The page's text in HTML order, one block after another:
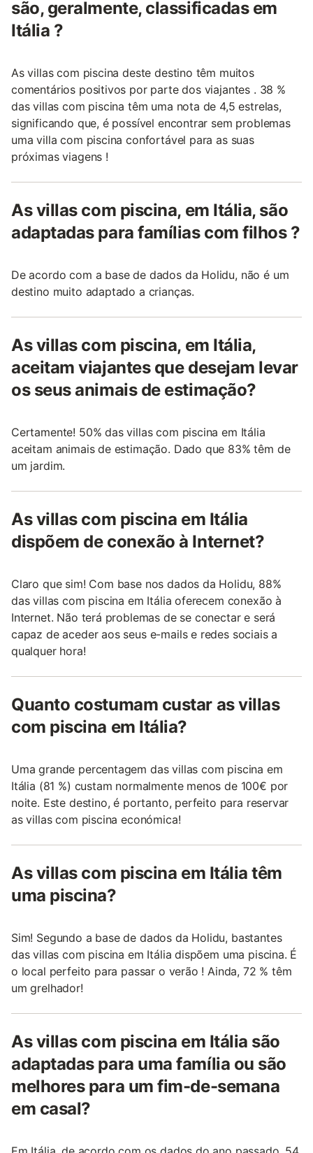
são, geralmente, classificadas em
Itália ?
As villas com piscina deste destino têm muitos
comentários positivos por parte dos viajantes . 38 %
das villas com piscina têm uma nota de 4,5 estrelas,
significando que, é possível encontrar sem problemas
uma villa com piscina confortável para as suas
próximas viagens !
As villas com piscina, em Itália, são
adaptadas para famílias com filhos ?
De acordo com a base de dados da Holidu, não é um
destino muito adaptado a crianças.
As villas com piscina, em Itália,
aceitam viajantes que desejam levar
os seus animais de estimação?
Certamente! 50% das villas com piscina em Itália
aceitam animais de estimação. Dado que 83% têm de
um jardim.
As villas com piscina em Itália
dispõem de conexão à Internet?
Claro que sim! Com base nos dados da Holidu, 88%
das villas com piscina em Itália oferecem conexão à
Internet. Não terá problemas de se conectar e será
capaz de aceder aos seus e-mails e redes sociais a
qualquer hora!
Quanto costumam custar as villas
com piscina em Itália?
Uma grande percentagem das villas com piscina em
Itália (81 %) custam normalmente menos de 100€ por
noite. Este destino, é portanto, perfeito para reservar
as villas com piscina económica!
As villas com piscina em Itália têm
uma piscina?
Sim! Segundo a base de dados da Holidu, bastantes
das villas com piscina em Itália dispõem uma piscina. É
o local perfeito para passar o verão ! Ainda, 72 % têm
um grelhador!
As villas com piscina em Itália são
adaptadas para uma família ou são
melhores para um fim-de-semana
em casal?